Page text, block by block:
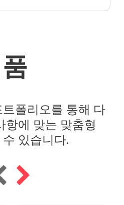
폴리오를 통해 다
항에 맞는 맞춤형
있습니다.